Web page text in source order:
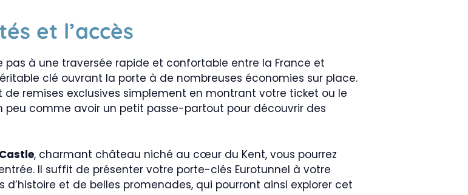
et l’accès
pas à une traversée rapide et confortable entre la France et
clé ouvrant la porte à de nombreuses économies sur place.
remises exclusives simplement en montrant votre ticket ou le
peu comme avoir un petit passe-partout pour découvrir des
, charmant château niché au cœur du Kent, vous pourrez
Il suffit de présenter votre porte-clés Eurotunnel à votre
et de belles promenades, qui pourront ainsi explorer cet